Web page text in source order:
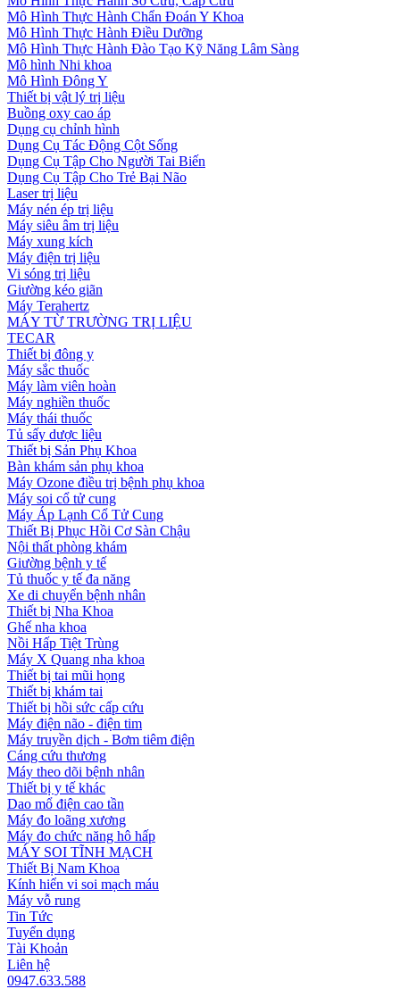
Mô Hình Thực Hành Chẩn Đoán Y Khoa
Mô Hình Thực Hành Điều Dưỡng
Mô Hình Thực Hành Đào Tạo Kỹ Năng Lâm Sàng
Mô hình Nhi khoa
Mô Hình Đông Y
Thiết bị vật lý trị liệu
Buồng oxy cao áp
Dụng cụ chỉnh hình
Dụng Cụ Tác Động Cột Sống
Dụng Cụ Tập Cho Người Tai Biến
Dụng Cụ Tập Cho Trẻ Bại Não
Laser trị liệu
Máy nén ép trị liệu
Máy siêu âm trị liệu
Máy xung kích
Máy điện trị liệu
Vi sóng trị liệu
Giường kéo giãn
Máy Terahertz
MÁY TỪ TRƯỜNG TRỊ LIỆU
TECAR
Thiết bị đông y
Máy sắc thuốc
Máy làm viên hoàn
Máy nghiền thuốc
Máy thái thuốc
Tủ sấy dược liệu
Thiết bị Sản Phụ Khoa
Bàn khám sản phụ khoa
Máy Ozone điều trị bệnh phụ khoa
Máy soi cổ tử cung
Máy Áp Lạnh Cổ Tử Cung
Thiết Bị Phục Hồi Cơ Sàn Chậu
Nội thất phòng khám
Giường bệnh y tế
Tủ thuốc y tế đa năng
Xe di chuyển bệnh nhân
Thiết bị Nha Khoa
Ghế nha khoa
Nồi Hấp Tiệt Trùng
Máy X Quang nha khoa
Thiết bị tai mũi họng
Thiết bị khám tai
Thiết bị hồi sức cấp cứu
Máy điện não - điện tim
Máy truyền dịch - Bơm tiêm điện
Cáng cứu thương
Máy theo dõi bệnh nhân
Thiết bị y tế khác
Dao mổ điện cao tần
Máy đo loãng xương
Máy đo chức năng hô hấp
MÁY SOI TĨNH MẠCH
Thiết Bị Nam Khoa
Kính hiển vi soi mạch máu
Máy vỗ rung
Tin Tức
Tuyển dụng
Tài Khoản
Liên hệ
0947.633.588